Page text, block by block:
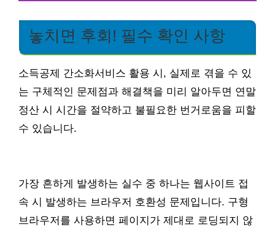
놓치면 후회! 필수 확인 사항
소득공제 간소화서비스 활용 시, 실제로 겪을 수 있
는 구체적인 문제점과 해결책을 미리 알아두면 연말
정산 시 시간을 절약하고 불필요한 번거로움을 피할
수 있습니다.
가장 흔하게 발생하는 실수 중 하나는 웹사이트 접
속 시 발생하는 브라우저 호환성 문제입니다. 구형
브라우저를 사용하면 페이지가 제대로 로딩되지 않